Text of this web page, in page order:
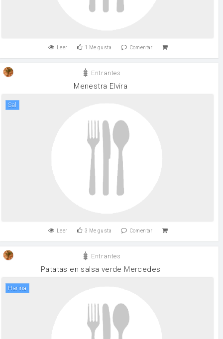
Leer 1 Me gusta Comentar
Entrantes
Menestra Elvira
sal
Leer 3 Me gusta Comentar
Entrantes
Patatas en salsa verde Mercedes
harina